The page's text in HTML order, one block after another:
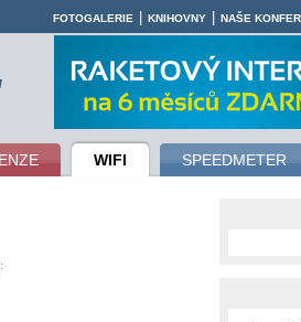
WIFI SPEEDMETER
FOTOGALERIE KNIHOVNY NAŠE